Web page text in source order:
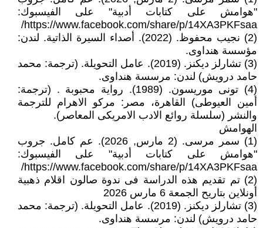
"هوامش على كتابات أدبية" على الفيسبوك:
https://www.facebook.com/share/p/14XA3PKFsaa/
(2) نجيب محفوظ. (2022). أصداء السيرة الذاتية. لندن:
مؤسسة هنداوى.
(3) تشارلز ديكنز. (2019). عامل التحويلة. (ترجمة: محمد
حامد درويش) لندن: مرسسة هنداوى.
(4) تونى موريسون. (1989). رواية محبوبة . (ترجمة:
أمين العيوطى) القاهرة، مصر: مركو الاهرام للترجمة
والنشر (سلسلة روائع الادب الامريكى المعاصر).
الهوامش
(1) سمر مرسى. (2 مارس, 2026). عم كامل. جروب
"هوامش على كتابات أدبية" على الفيسبوك:
https://www.facebook.com/share/p/14XA3PKFsaa/
(2) تم تقديم هذه الدراسة فى ندوة صالون اقلام ذهبية
أونلاين بتاريح الجمعة 6 مارس 2026
(3) تشارلز ديكنز. (2019). عامل التحويلة. (ترجمة: محمد
حامد درويش) لندن: مرسسة هنداوى.